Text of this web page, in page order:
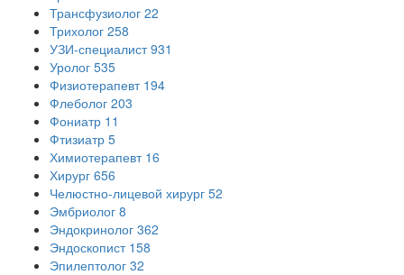
Трансфузиолог 22
Трихолог 258
УЗИ-специалист 931
Уролог 535
Физиотерапевт 194
Флеболог 203
Фониатр 11
Фтизиатр 5
Химиотерапевт 16
Хирург 656
Челюстно-лицевой хирург 52
Эмбриолог 8
Эндокринолог 362
Эндоскопист 158
Эпилептолог 32